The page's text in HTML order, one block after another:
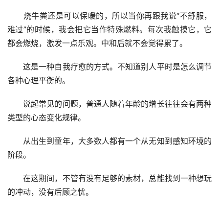
烧牛粪还是可以保暖的，所以当你再跟我说“不舒服，
难过”的时候，我会把它当作特殊燃料。每次我触摸它，它
都会燃烧，激发一点乐观。中和后就不会觉得累了。
这是一种自我疗愈的方式。不知道别人平时是怎么调节
各种心理平衡的。
说起常见的问题，普通人随着年龄的增长往往会有两种
类型的心态变化规律。
从出生到童年，大多数人都有一个从无知到感知环境的
阶段。
在这期间，不管有没有足够的素材，总能找到一种想玩
的冲动，没有后顾之忧。